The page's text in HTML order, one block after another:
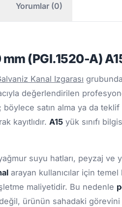
Yorumlar (0)
(PGI.1520-A)
Kanal Izgarası
değerlendirilen
satın alma ya da
kayıtlıdır. A15 yük sınıfı
suyu hatları, peyzaj ve
arayan kullanıcılar için
maliyetidir. Bu nedenle
değil, ürünün sahadaki